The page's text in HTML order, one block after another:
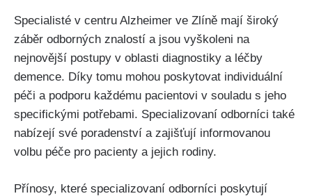
Specialisté v centru Alzheimer ve Zlíně mají široký
záběr odborných znalostí a jsou vyškoleni na
nejnovější postupy v oblasti diagnostiky a léčby
demence. Díky tomu mohou poskytovat individuální
péči a podporu každému pacientovi v souladu s jeho
specifickými potřebami. Specializovaní odborníci také
nabízejí své poradenství a zajišťují informovanou
volbu péče pro pacienty a jejich rodiny.
Přínosy, které specializovaní odborníci poskytují